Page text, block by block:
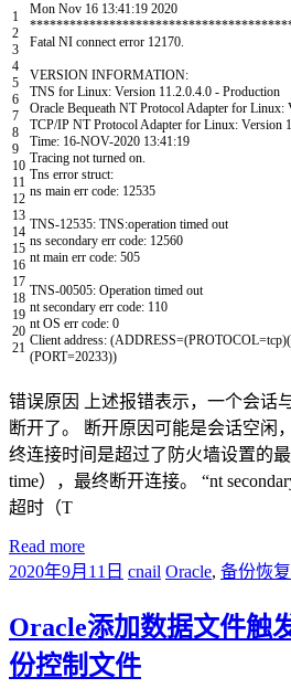
1
2
3
4
5
6
7
8
9
10
11
12
13
14
15
16
17
18
19
20
21
Mon Nov 16 13:41:19 2020
***************************************
Fatal NI connecterror 12170.
VERSION INFORMATION:
TNS for Linux: Version 11.2.0.4.0 - Production
Oracle Bequeath NTProtocolAdapter for Linux:
TCP/IP NTProtocolAdapter for Linux: Version
Time: 16-NOV-2020 13:41:19
Tracing not turned on.
Tns error struct:
ns main err code: 12535
TNS-12535: TNS:operation timed out
ns secondary err code: 12560
ntmain err code: 505
TNS-00505: Operation timed out
ntsecondary err code: 110
ntOS err code: 0
Clientaddress: (ADDRESS=(PROTOCOL=tcp)(
(PORT=20233))
错误原因 上述报错表示，一个会话
断开了。 断开原因可能是会话空闲
终连接时间是超过了防火墙设置的
time），最终断开连接。 “nt
超时（T
Read more
2020年9月11日 cnail Oracle, 备份恢复
Oracle添加数据文件触
份控制文件